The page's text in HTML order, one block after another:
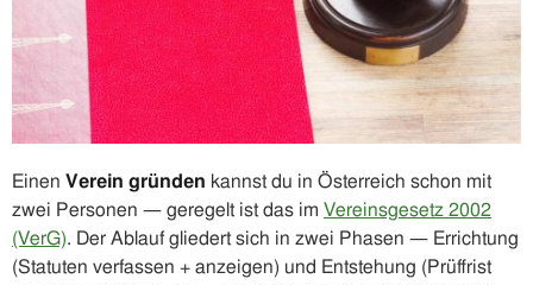
Einen Verein gründen kannst du in Österreich schon mit
zwei Personen — geregelt ist das im Vereinsgesetz 2002
(VerG). Der Ablauf gliedert sich in zwei Phasen — Errichtung
(Statuten verfassen + anzeigen) und Entstehung (Prüffrist